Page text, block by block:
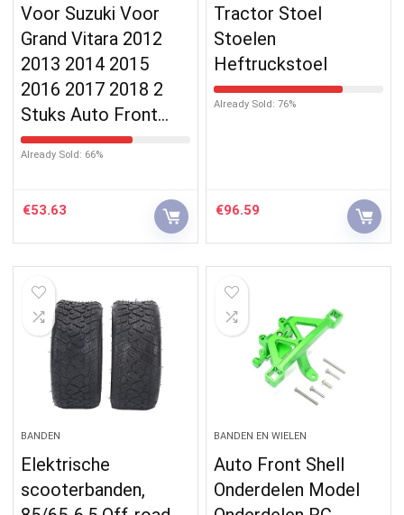
Voor Suzuki Voor
Grand Vitara 2012
2013 2014 2015
2016 2017 2018 2
Stuks Auto Front…
Already Sold: 66%
€53.63
Tractor Stoel
Stoelen
Heftruckstoel
Already Sold: 76%
€96.59
BANDEN
Elektrische
scooterbanden,
BANDEN EN WIELEN
Auto Front Shell
Onderdelen Model